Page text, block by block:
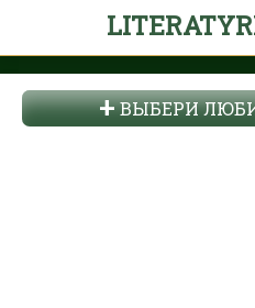
ВЫБЕРИ